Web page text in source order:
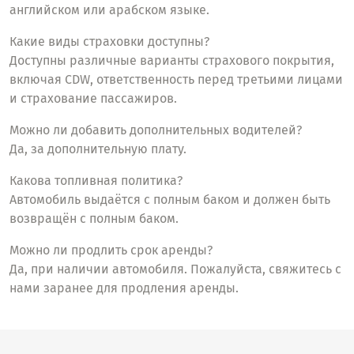
английском или арабском языке.
Какие виды страховки доступны?
Доступны различные варианты страхового покрытия,
включая CDW, ответственность перед третьими лицами
и страхование пассажиров.
Можно ли добавить дополнительных водителей?
Да, за дополнительную плату.
Какова топливная политика?
Автомобиль выдаётся с полным баком и должен быть
возвращён с полным баком.
Можно ли продлить срок аренды?
Да, при наличии автомобиля. Пожалуйста, свяжитесь с
нами заранее для продления аренды.